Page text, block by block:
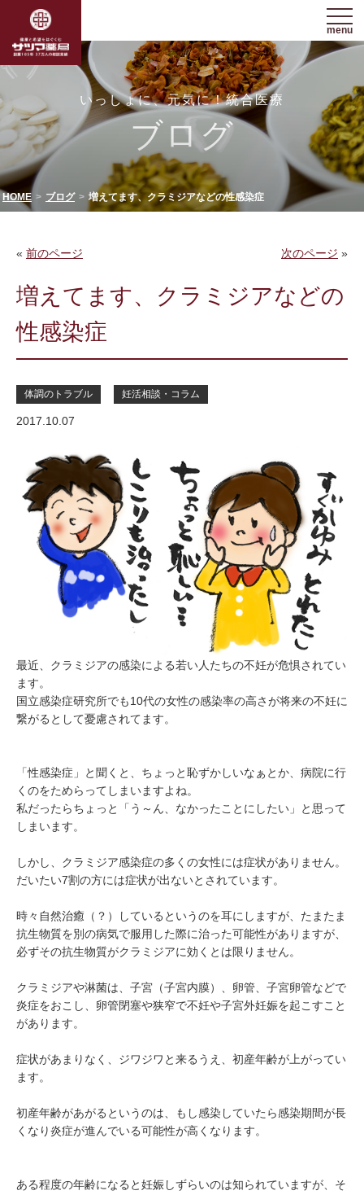
menu
いっしょに、元気に！統合医療
ブログ
HOME ブログ 増えてます、クラミジアなどの性感染症
« 前のページ 次のページ »
増えてます、クラミジアなどの
性感染症
体調のトラブル 妊活相談・コラム
2017.10.07
最近、クラミジアの感染による若い人たちの不妊が危惧されてい
ます。
国立感染症研究所でも10代の女性の感染率の高さが将来の不妊に
繋がるとして憂慮されてます。
「性感染症」と聞くと、ちょっと恥ずかしいなぁとか、病院に行
くのをためらってしまいますよね。
私だったらちょっと「う～ん、なかったことにしたい」と思って
しまいます。
しかし、クラミジア感染症の多くの女性には症状がありません。
だいたい7割の方には症状が出ないとされています。
時々自然治癒（？）しているというのを耳にしますが、たまたま
抗生物質を別の病気で服用した際に治った可能性がありますが、
必ずその抗生物質がクラミジアに効くとは限りません。
クラミジアや淋菌は、子宮（子宮内膜）、卵管、子宮卵管などで
炎症をおこし、卵管閉塞や狭窄で不妊や子宮外妊娠を起こすこと
があります。
症状があまりなく、ジワジワと来るうえ、初産年齢が上がってい
ます。
初産年齢があがるというのは、もし感染していたら感染期間が長
くなり炎症が進んでいる可能性が高くなります。
ある程度の年齢になると妊娠しずらいのは知られていますが、そ